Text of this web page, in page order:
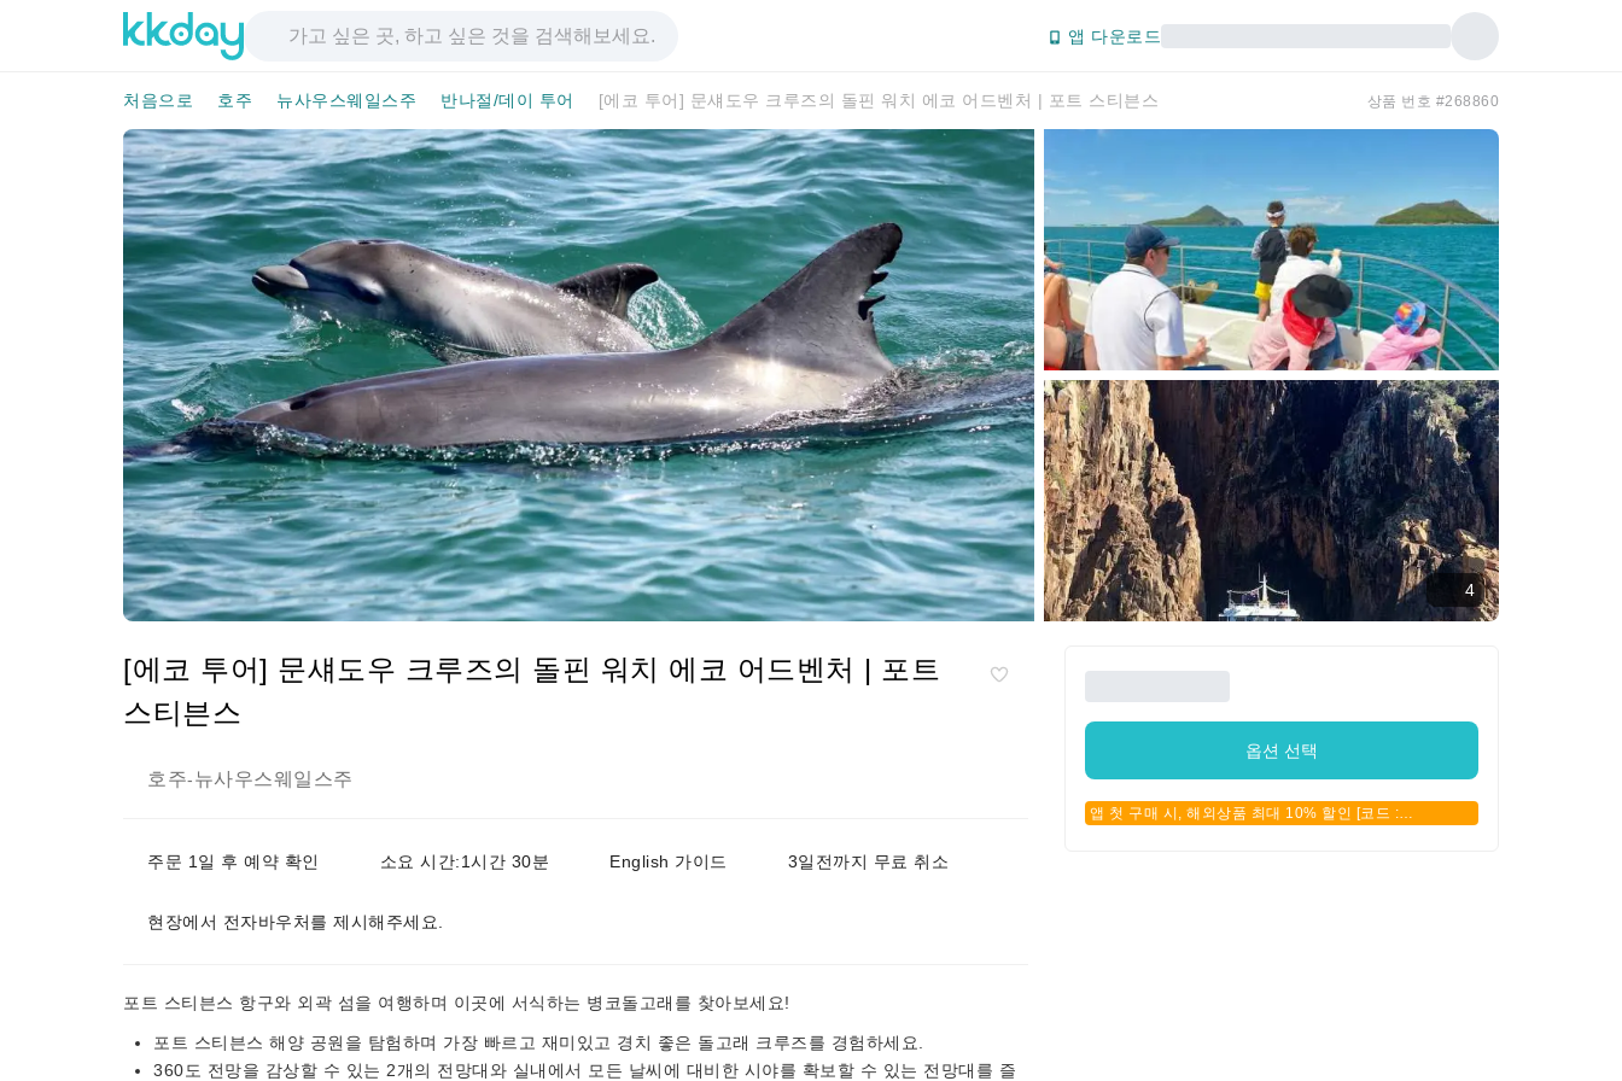
앱 다운로드
처음으로 호주 뉴사우스웨일스주 반나절/데이 투어 [에코 투어] 문섀도우 크루즈의 돌핀 워치 에코 어드벤처 | 포트 스티븐스 상품 번호 #268860
4
[에코 투어] 문섀도우 크루즈의 돌핀 워치 에코 어드벤처 | 포트
스티븐스
호주-뉴사우스웨일스주
주문 1일 후 예약 확인 소요 시간:1시간 30분 English 가이드 3일전까지 무료 취소
현장에서 전자바우처를 제시해주세요.
포트 스티븐스 항구와 외곽 섬을 여행하며 이곳에 서식하는 병코돌고래를 찾아보세요!
포트 스티븐스 해양 공원을 탐험하며 가장 빠르고 재미있고 경치 좋은 돌고래 크루즈를 경험하세요.
360도 전망을 감상할 수 있는 2개의 전망대와 실내에서 모든 날씨에 대비한 시야를 확보할 수 있는 전망대를 즐
옵션 선택
앱 첫 구매 시, 해외상품 최대 10% 할인 [코드 :